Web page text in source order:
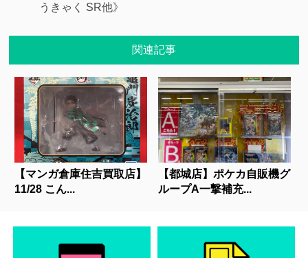
うきゃく SR他》
関連記事
【マンガ倉庫住吉買取店】
11/28 こん...
【都城店】ポケカ自販機グ
ループA一撃補充...